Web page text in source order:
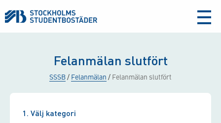
aria-
Felanmälan slutfört
SSSB/ Felanmälan / Felanmälan slutfört
1 Välj kategori